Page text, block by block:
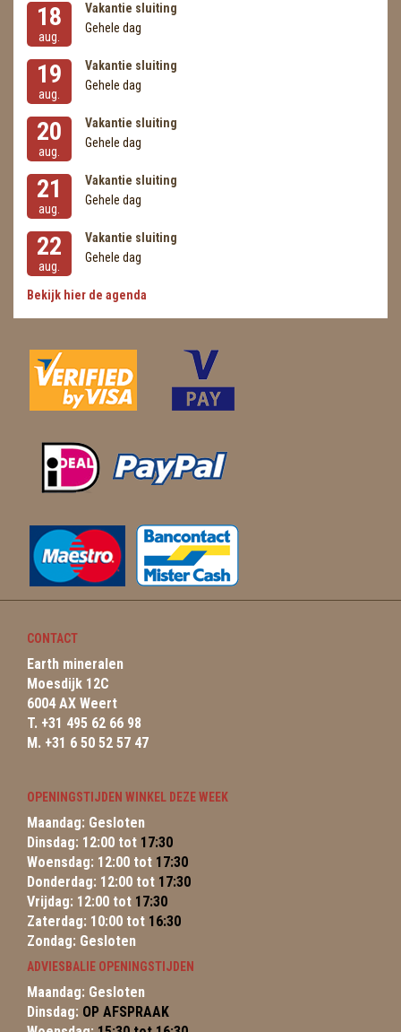
18
aug.
Vakantie sluiting
Gehele dag
19
aug.
Vakantie sluiting
Gehele dag
20
aug.
Vakantie sluiting
Gehele dag
21
aug.
Vakantie sluiting
Gehele dag
22
aug.
Vakantie sluiting
Gehele dag
Bekijk hier de agenda
CONTACT
Earth mineralen
Moesdijk 12C
6004 AX Weert
T. +31 495 62 66 98
M. +31 6 50 52 57 47
OPENINGSTIJDEN WINKEL DEZE WEEK
Maandag: Gesloten
Dinsdag: 12:00 tot 17:30
Woensdag: 12:00 tot 17:30
Donderdag: 12:00 tot 17:30
Vrijdag: 12:00 tot 17:30
Zaterdag: 10:00 tot 16:30
Zondag: Gesloten
ADVIESBALIE OPENINGSTIJDEN
Maandag: Gesloten
Dinsdag: OP AFSPRAAK